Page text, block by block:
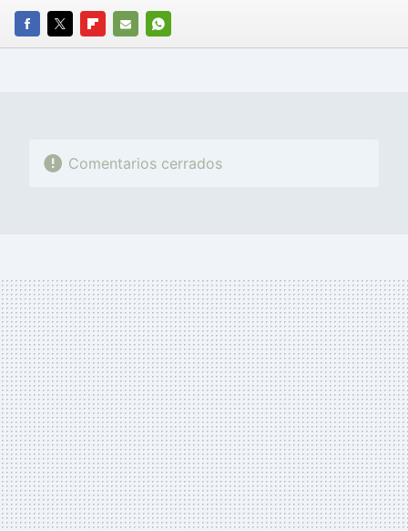
FACEBOOK
TWITTERFLIPBOARD
E-
WHATSAPP
Comentarios cerrados